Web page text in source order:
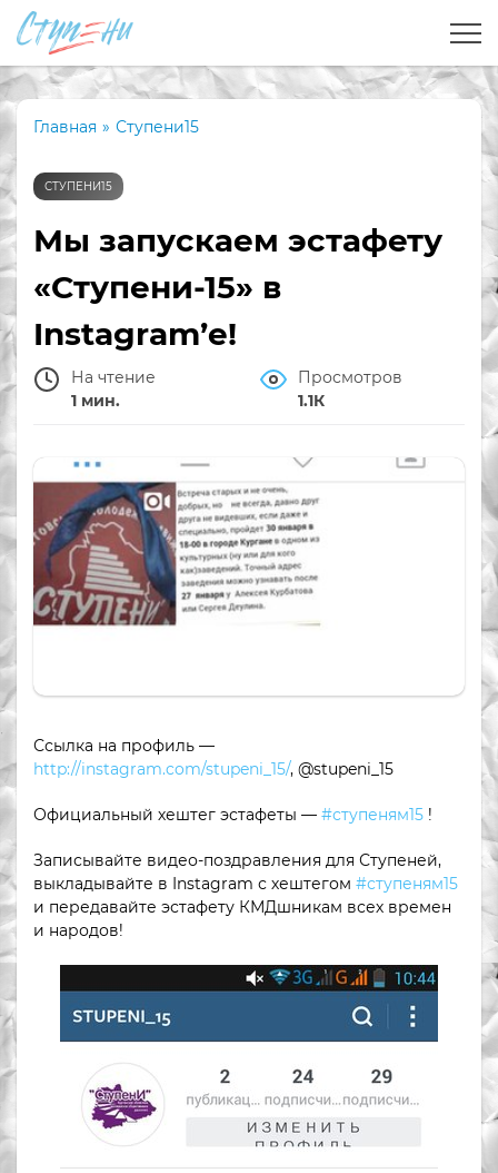
Главная » Ступени15
СТУПЕНИ15
Мы запускаем эстафету
«Ступени-15» в
Instagram’е!
На чтение
1 мин.
Просмотров
1.1К
Ссылка на профиль —
http://instagram.com/stupeni_15/, @stupeni_15
Официальный хештег эстафеты — #ступеням15 !
Записывайте видео-поздравления для Ступеней,
выкладывайте в Instagram с хештегом #ступеням15
и передавайте эстафету КМДшникам всех времен
и народов!